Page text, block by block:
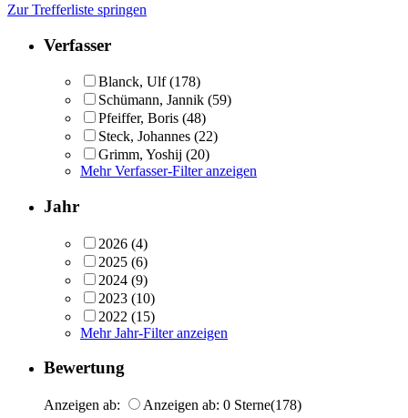
Zur Trefferliste springen
Verfasser
Blanck, Ulf (178)
Schümann, Jannik (59)
Pfeiffer, Boris (48)
Steck, Johannes (22)
Grimm, Yoshij (20)
Mehr Verfasser-Filter anzeigen
Jahr
2026 (4)
2025 (6)
2024 (9)
2023 (10)
2022 (15)
Mehr Jahr-Filter anzeigen
Bewertung
Anzeigen ab: Anzeigen ab: 0 Sterne(178)